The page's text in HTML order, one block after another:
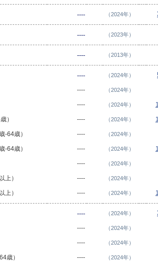
---- （2024年）
---- （2023年）
---- （2013年）
---- （2024年）
---- （2024年）
---- （2024年）
） ---- （2024年）
-64歳） ---- （2024年）
-64歳） ---- （2024年）
---- （2024年）
上） ---- （2024年）
上） ---- （2024年）
---- （2024年）
---- （2024年）
---- （2024年）
歳） ---- （2024年）